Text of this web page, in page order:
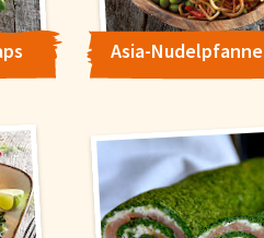
Asia-